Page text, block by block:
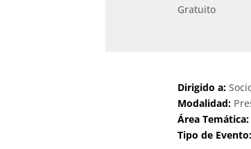
Gratuito
Dirigido a:
Modalidad:
Área Temática:
Tipo de Evento: